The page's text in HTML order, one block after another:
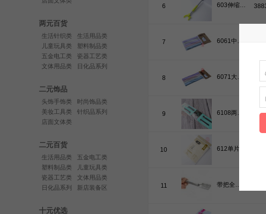
两元百货
生活针织类
生活用品类
儿童玩具类
塑料制品类
五金电工类
瓷器工艺类
文体用品类
日化品系列
二元饰品
头饰手饰类
时尚饰品类
美妆工具类
针织品系列
店面文体类
二元百货
生活用品类
五金电工类
塑料制品类
儿童玩具类
瓷器工艺类
文体用品类
日化品系列
新店装备区
十元优选
6 603伸缩衣叉-200（56.7公分，伸展开：97公分）
7 6061中号5个封口夹/零食夹（5811/6061-5）
8 6071大号4个封口夹/零食夹（6071-4）
9 6108两双情侣筷（K-377）
10
11 带把全钢鱼鳞刨（7838）